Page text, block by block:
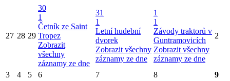
27 28 29
30
1
Četník ze Saint
Tropez
Zobrazit
všechny
záznamy ze dne
31
1
Letní hudební
dvorek
Zobrazit všechny
záznamy ze dne
1
1
Závody traktorů v
Guntramovicích
Zobrazit všechny
záznamy ze dne
2
3 4 5 6 7 8 9